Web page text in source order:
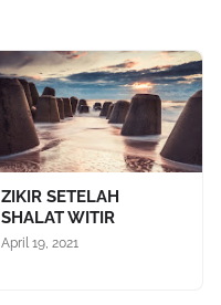
ZIKIR SETELAH
SHALAT WITIR
April 19, 2021